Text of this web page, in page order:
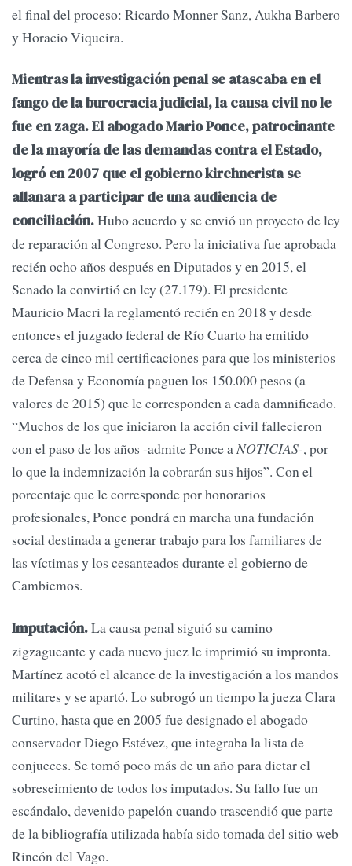
el final del proceso: Ricardo Monner Sanz, Aukha Barbero
y Horacio Viqueira.
Mientras la investigación penal se atascaba en el
fango de la burocracia judicial, la causa civil no le
fue en zaga. El abogado Mario Ponce, patrocinante
de la mayoría de las demandas contra el Estado,
logró en 2007 que el gobierno kirchnerista se
allanara a participar de una audiencia de
conciliación.Hubo acuerdo y se envió un proyecto de ley
de reparación al Congreso. Pero la iniciativa fue aprobada
recién ocho años después en Diputados y en 2015, el
Senado la convirtió en ley (27.179). El presidente
Mauricio Macri la reglamentó recién en 2018 y desde
entonces el juzgado federal de Río Cuarto ha emitido
cerca de cinco mil certificaciones para que los ministerios
de Defensa y Economía paguen los 150.000 pesos (a
valores de 2015) que le corresponden a cada damnificado.
“Muchos de los que iniciaron la acción civil fallecieron
con el paso de los años -admite Ponce aNOTICIAS-, por
lo que la indemnización la cobrarán sus hijos”. Con el
porcentaje que le corresponde por honorarios
profesionales, Ponce pondrá en marcha una fundación
social destinada a generar trabajo para los familiares de
las víctimas y los cesanteados durante el gobierno de
Cambiemos.
Imputación.La causa penal siguió su camino
zigzagueante y cada nuevo juez le imprimió su impronta.
Martínez acotó el alcance de la investigación a los mandos
militares y se apartó. Lo subrogó un tiempo la jueza Clara
Curtino, hasta que en 2005 fue designado el abogado
conservador Diego Estévez, que integraba la lista de
conjueces. Se tomó poco más de un año para dictar el
sobreseimiento de todos los imputados. Su fallo fue un
escándalo, devenido papelón cuando trascendió que parte
de la bibliografía utilizada había sido tomada del sitio web
Rincón del Vago.